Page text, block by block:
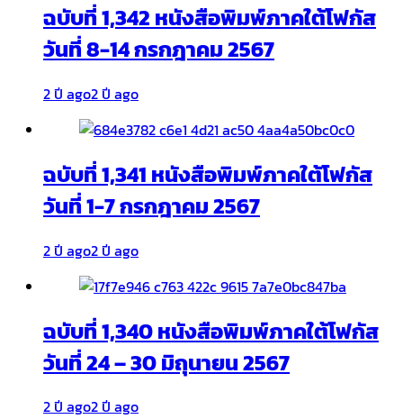
ฉบับที่ 1,342 หนังสือพิมพ์ภาคใต้โฟกัส
วันที่ 8-14 กรกฎาคม 2567
2 ปี ago2 ปี ago
ฉบับที่ 1,341 หนังสือพิมพ์ภาคใต้โฟกัส
วันที่ 1-7 กรกฎาคม 2567
2 ปี ago2 ปี ago
ฉบับที่ 1,340 หนังสือพิมพ์ภาคใต้โฟกัส
วันที่ 24 – 30 มิถุนายน 2567
2 ปี ago2 ปี ago